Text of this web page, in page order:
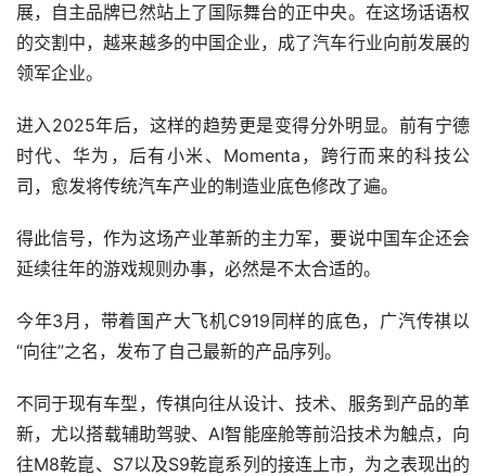
展，自主品牌已然站上了国际舞台的正中央。在这场话语权
的交割中，越来越多的中国企业，成了汽车行业向前发展的
领军企业。
进入2025年后，这样的趋势更是变得分外明显。前有宁德
时代、华为，后有小米、Momenta，跨行而来的科技公
司，愈发将传统汽车产业的制造业底色修改了遍。
得此信号，作为这场产业革新的主力军，要说中国车企还会
延续往年的游戏规则办事，必然是不太合适的。
今年3月，带着国产大飞机C919同样的底色，广汽传祺以
“向往”之名，发布了自己最新的产品序列。
不同于现有车型，传祺向往从设计、技术、服务到产品的革
新，尤以搭载辅助驾驶、AI智能座舱等前沿技术为触点，向
往M8乾崑、S7以及S9乾崑系列的接连上市，为之表现出的